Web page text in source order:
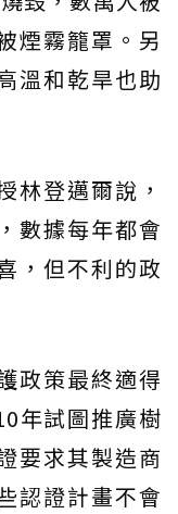
煙霧籠罩。另
溫和乾旱也助
林登邁爾說，
數據每年都會
，但不利的政
政策最終適得
年試圖推廣樹
要求其製造商
認證計畫不會